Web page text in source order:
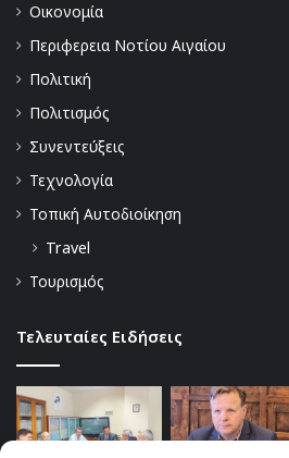
Οικονομία
Περιφερεια Νοτίου Αιγαίου
Πολιτική
Πολιτισμός
Συνεντεύξεις
Τεχνολογία
Τοπική Αυτοδιοίκηση
Travel
Τουρισμός
Τελευταίες Ειδήσεις